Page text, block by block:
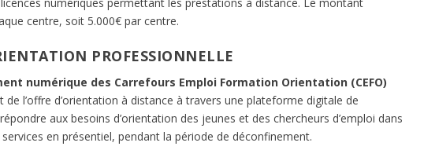
centre, soit 5.000€ par centre.
PROFESSIONNELLE
numérique des Carrefours Emploi Formation Orientation (CEFO)
l’offre d’orientation à distance à travers une plateforme digitale de
aux besoins d’orientation des jeunes et des chercheurs d’emploi dans
services en présentiel, pendant la période de déconfinement.